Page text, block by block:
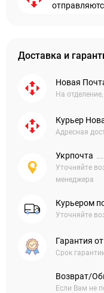
Доставка и
Новая
На
Курьер
Адресная
Укрпочта
Уточняйте
менеджера
Курьером
Уточняйте
Гарантия
Срок
Возврат/
Если Вам не